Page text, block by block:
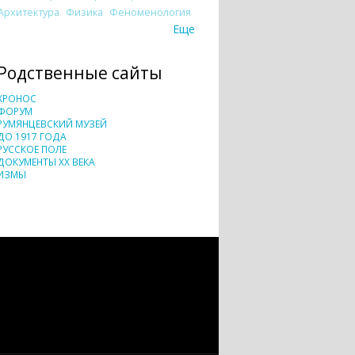
Физика Феноменология
Еще
сайты
МУЗЕЙ
1917 ГОДА
ПОЛЕ
XX ВЕКА